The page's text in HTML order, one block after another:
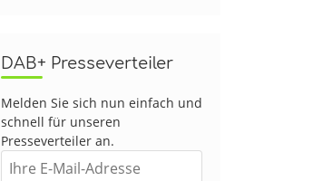
DAB+ Presseverteiler
Melden Sie sich nun einfach und
schnell für unseren
Presseverteiler an.